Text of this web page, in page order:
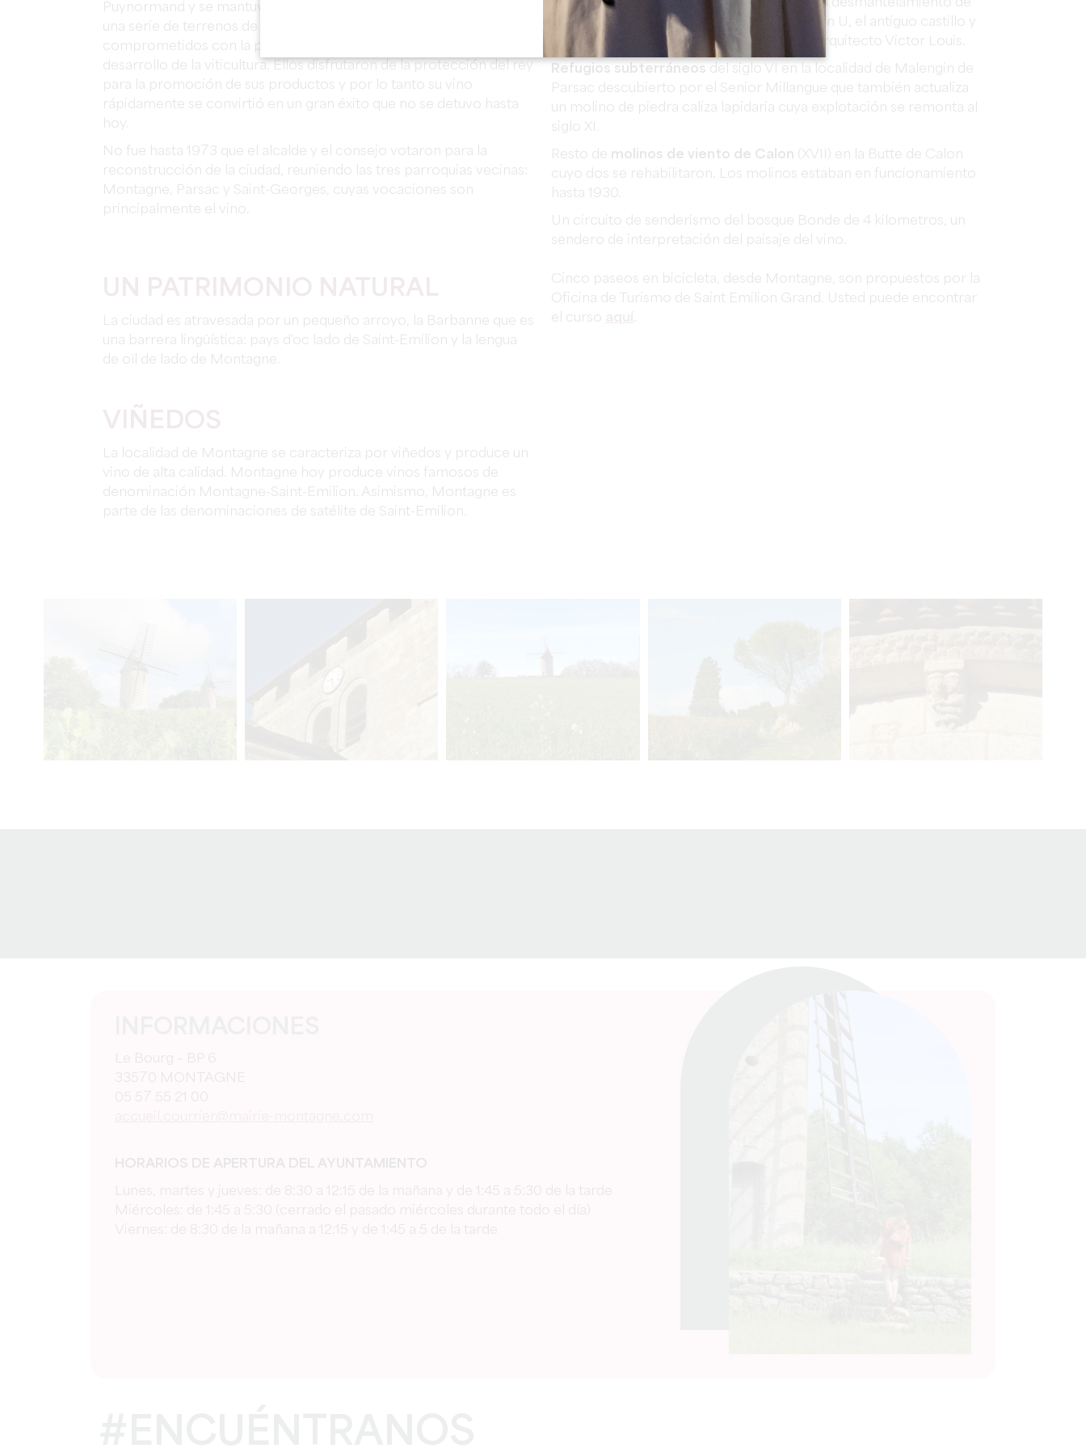
Puynormand y se mantuvo así hasta 1602 cuando Henri IV vende
una serie de terrenos de su propiedad. Los compradores fueron
comprometidos con la prosperidad, en particular mediante el
desarrollo de la viticultura. Ellos disfrutaron de la protección del rey
para la promoción de sus productos y por lo tanto su vino
rápidamente se convirtió en un gran éxito que no se detuvo hasta
hoy.
No fue hasta 1973 que el alcalde y el consejo votaron para la
reconstrucción de la ciudad, reuniendo las tres parroquias vecinas:
Montagne, Parsac y Saint-Georges, cuyas vocaciones son
principalmente el vino.
La ciudad es atravesada por un pequeño arroyo, la Barbanne que es
una barrera lingüística: pays d'oc lado de Saint-Emilion y la lengua
de oïl de lado de Montagne.
La localidad de Montagne se caracteriza por viñedos y produce un
vino de alta calidad. Montagne hoy produce vinos famosos de
denominación Montagne-Saint-Emilion. Asimismo, Montagne es
parte de las denominaciones de satélite de Saint-Emilion.
fue vendido en 1602 por Henri IV durante el desmantelamiento de
la castellanía de Puynormand. Construido en U, el antiguo castillo y
sus cuatro torres fueron diseñadas por el arquitecto Victor Louis.
Refugios subterráneos del siglo VI en la localidad de Malengin de
Parsac descubierto por el Senior Millangue que también actualiza
un molino de piedra caliza lapidaria cuya explotación se remonta al
siglo XI.
Resto de molinos de viento de Calon (XVII) en la Butte de Calon
cuyo dos se rehabilitaron. Los molinos estaban en funcionamiento
hasta 1930.
Un circuito de senderismo del bosque Bonde de 4 kilometros, un
sendero de interpretación del paisaje del vino.
Cinco paseos en bicicleta, desde Montagne, son propuestos por la
Oficina de Turismo de Saint Emilion Grand. Usted puede encontrar
el curso
Le Bourg – BP 6
33570 MONTAGNE
05 57 55 21 00
HORARIOS DE APERTURA DEL AYUNTAMIENTO
Lunes, martes y jueves: de 8:30 a 12:15 de la mañana y de 1:45 a 5:30 de la tarde
Miércoles: de 1:45 a 5:30 (cerrado el pasado miércoles durante todo el día)
Viernes: de 8:30 de la mañana a 12:15 y de 1:45 a 5 de la tarde